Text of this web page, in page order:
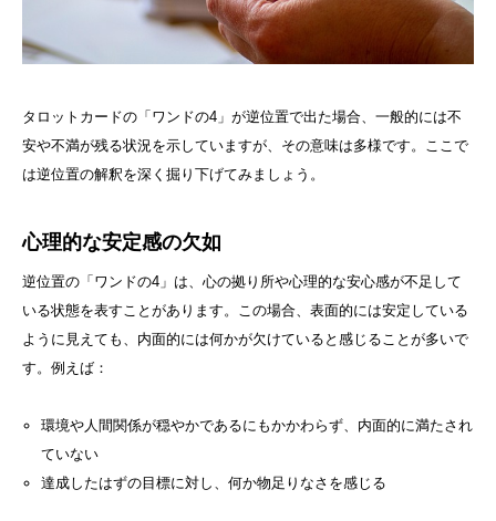
タロットカードの「ワンドの4」が逆位置で出た場合、一般的には不
安や不満が残る状況を示していますが、その意味は多様です。ここで
は逆位置の解釈を深く掘り下げてみましょう。
心理的な安定感の欠如
逆位置の「ワンドの4」は、心の拠り所や心理的な安心感が不足して
いる状態を表すことがあります。この場合、表面的には安定している
ように見えても、内面的には何かが欠けていると感じることが多いで
す。例えば：
環境や人間関係が穏やかであるにもかかわらず、内面的に満たされ
ていない
達成したはずの目標に対し、何か物足りなさを感じる